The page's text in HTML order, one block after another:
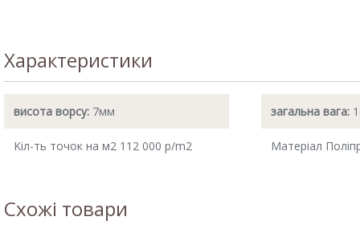
Характеристики
висота ворсу: 7мм загальна вага:
Kіл-ть точок на м2 112 000 p/m2 Матеріал
Схожі товари